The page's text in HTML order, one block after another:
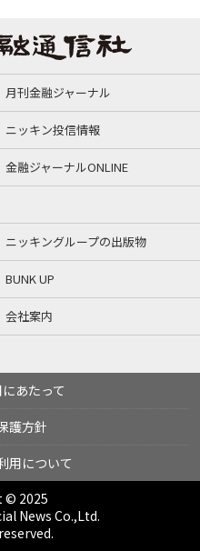
月刊金融ジャーナル
ニッキン投信情報
金融ジャーナルONLINE
ニッキングループの出版物
BUNK UP
会社案内
あたって
護方針
用について
© 2025
News Co.,Ltd.